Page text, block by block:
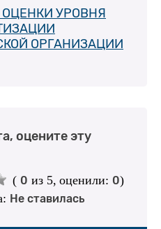
УРОВНЯ
ОРГАНИЗАЦИИ
оцените эту
( 0 из 5, оценили: 0)
Не ставилась